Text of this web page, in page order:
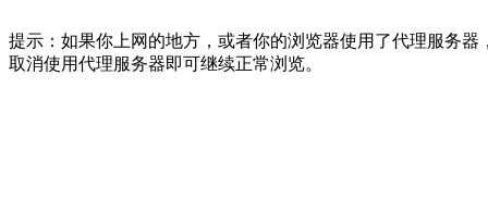
提示：如果你上网的地方，或者你的浏览器使用了代理服务
取消使用代理服务器即可继续正常浏览。